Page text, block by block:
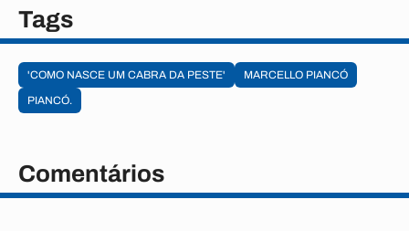
Tags
'COMO NASCE UM CABRA DA PESTE'
MARCELLO PIANCÓ
PIANCÓ.
Comentários